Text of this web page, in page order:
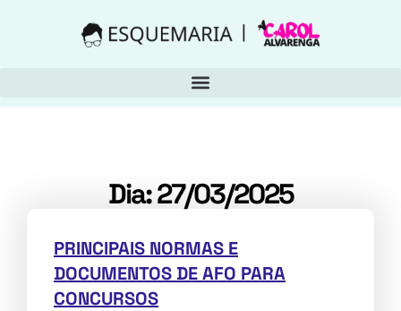
Dia: 27/03/2025
PRINCIPAIS NORMAS E
DOCUMENTOS DE AFO PARA
CONCURSOS